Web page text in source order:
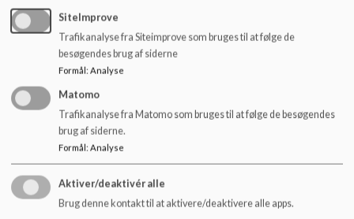
også skrive en mail til formand Helene Westermann Busch på:
westermann2901@hotmail.com, hvis du ønsker at stille op. Mailen skal
være Helene i hænde senest d. 26.4 kl. 16.00.
Hvis der er flere kandidater end, der er brug for, bliver der elektronisk
valg – nærmere herom senere.
Den nye bestyrelse tiltræder 1. august.
Vi håber på god interesse for bestyrelsesarbejdet i Genner Univers.
SiteImprove
Trafikanalyse fra Siteimprove som bruges til at følge de
besøgendes brug af siderne
Formål : Analyse
Matomo
Trafikanalyse fra Matomo som bruges til at følge de besøgendes
brug af siderne.
Formål: Analyse
Aktiver/deaktivér alle
Brug denne kontakt til at aktivere/deaktivere alle apps.